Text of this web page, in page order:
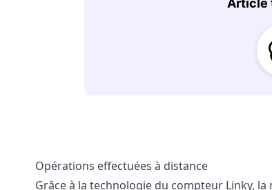
Opérations effectuées à distance
Grâce à la technologie du compteur Linky,